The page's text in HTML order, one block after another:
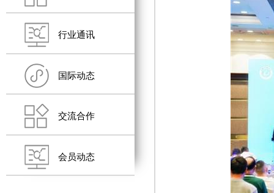
行业通讯
国际动态
交流合作
会员动态